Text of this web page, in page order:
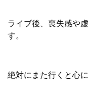
ライブ後、喪失感や
す。
絶対にまた行くと心